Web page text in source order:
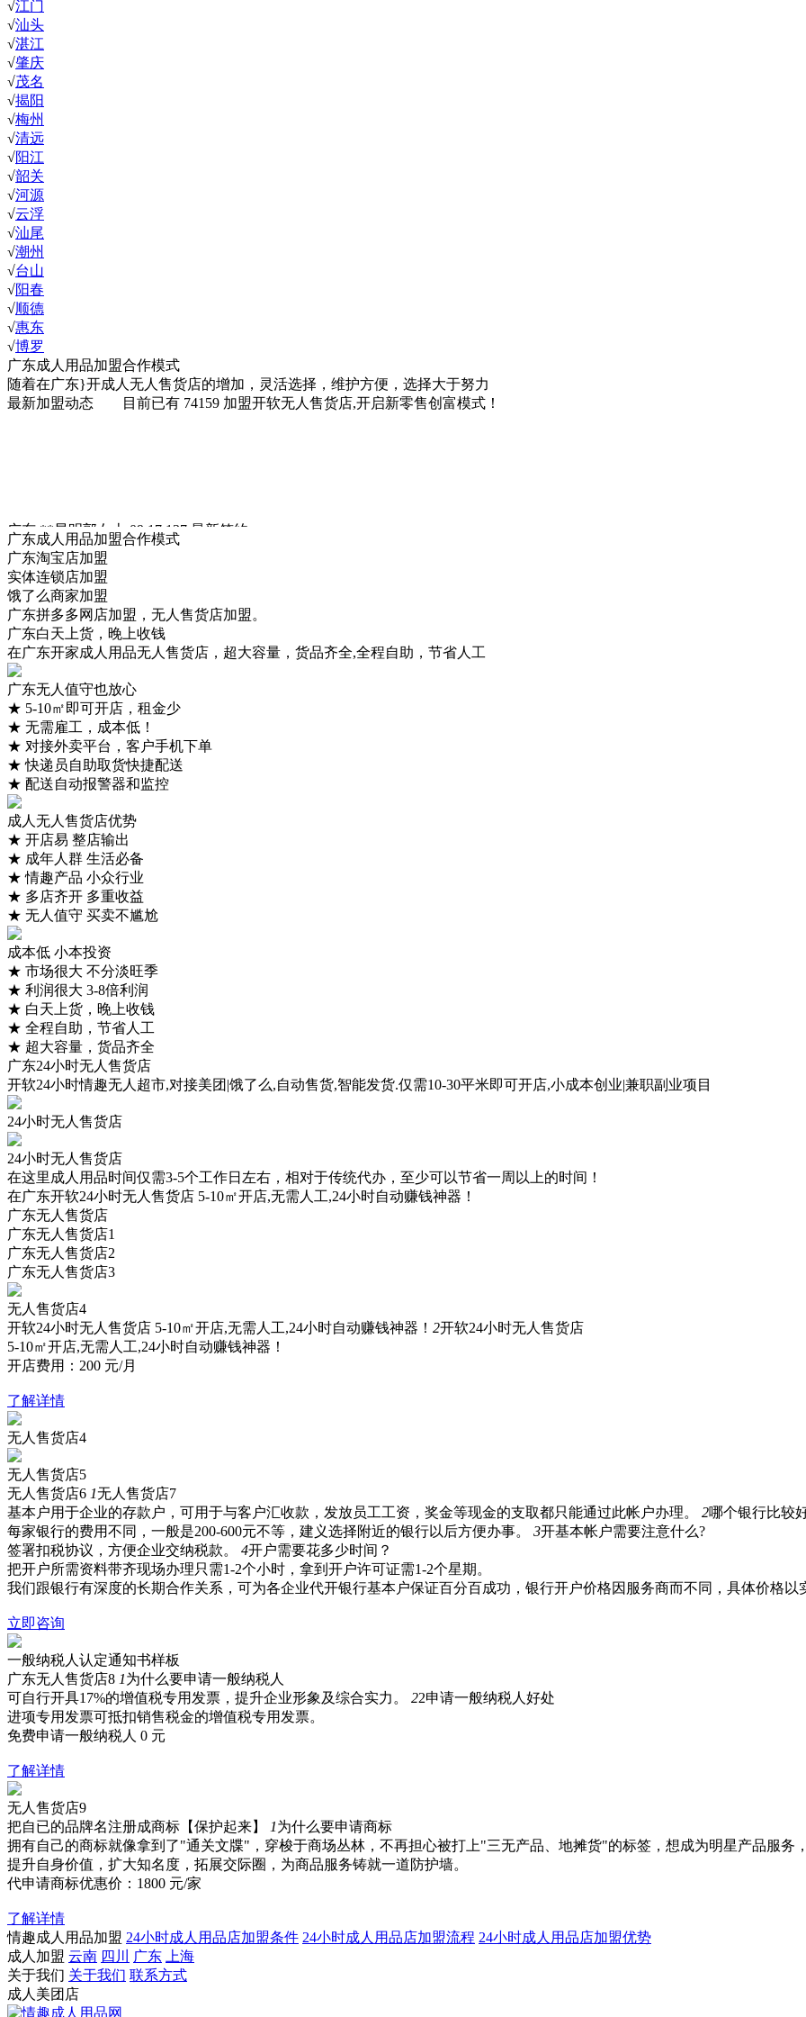
√江门
√汕头
√湛江
√肇庆
√茂名
√揭阳
√梅州
√清远
√阳江
√韶关
√河源
√云浮
√汕尾
√潮州
√台山
√阳春
√顺德
√惠东
√博罗
广东成人用品加盟合作模式
随着在广东}开成人无人售货店的增加，灵活选择，维护方便，选择大于努力
最新加盟动态
目前已有 74159 加盟开软无人售货店,开启新零售创富模式！
广东**昆明郭女士 09:17 18765***483
**昆明郭女士 09:17 13824***963
**昆明郭女士 09:17 15280***447
**昆明郭女士 09:17 13755***072
**昆明郭女士 09:17 16658***258最新签约
广东成人用品加盟合作模式
广东淘宝店加盟
实体连锁店加盟
饿了么商家加盟
广东拼多多网店加盟，无人售货店加盟。
广东白天上货，晚上收钱
在广东开家成人用品无人售货店，超大容量，货品齐全,全程自助，节省人工
广东无人值守也放心
★ 5-10㎡即可开店，租金少
★ 无需雇工，成本低！
★ 对接外卖平台，客户手机下单
★ 快递员自助取货快捷配送
★ 配送自动报警器和监控
成人无人售货店优势
★ 开店易 整店输出
★ 成年人群 生活必备
★ 情趣产品 小众行业
★ 多店齐开 多重收益
★ 无人值守 买卖不尴尬
成本低 小本投资
★ 市场很大 不分淡旺季
★ 利润很大 3-8倍利润
★ 白天上货，晚上收钱
★ 全程自助，节省人工
★ 超大容量，货品齐全
广东24小时无人售货店
开软24小时情趣无人超市,对接美团|饿了么,自动售货,智能发货.仅需10-30平米即可开店,小成本创业|兼职副业项目
24小时无人售货店
24小时无人售货店
在这里成人用品时间仅需3-5个工作日左右，相对于传统代办，至少可以节省一周以上的时间！
在广东开软24小时无人售货店 5-10㎡开店,无需人工,24小时自动赚钱神器！
广东无人售货店
广东无人售货店1
广东无人售货店2
广东无人售货店3
无人售货店4
开软24小时无人售货店 5-10㎡开店,无需人工,24小时自动赚钱神器！ 2开软24小时无人售货店
5-10㎡开店,无需人工,24小时自动赚钱神器！
开店费用： 200 元/月
了解详情
无人售货店4
无人售货店5
无人售货店6 1无人售货店7
基本户用于企业的存款户，可用于与客户汇收款，发放员工工资，奖金等现金的支取都只能通过此帐户办理。
2哪个银行比较
每家银行的费用不同，一般是200-600元不等，建义选择附近的银行以后方便办事。
3开基本帐户需要注意什么?
签署扣税协议，方便企业交纳税款。
4开户需要花多少时间？
把开户所需资料带齐现场办理只需1-2个小时，拿到开户许可证需1-2个星期。
我们跟银行有深度的长期合作关系，可为各企业代开银行基本户保证百分百成功，银行开户价格因服务商而不同，具体价格以
立即咨询
一般纳税人认定通知书样板
广东无人售货店8 1为什么要申请一般纳税人
可自行开具17%的增值税专用发票，提升企业形象及综合实力。
22申请一般纳税人好处
进项专用发票可抵扣销售税金的增值税专用发票。
免费申请一般纳税人 0 元
了解详情
无人售货店9
把自已的品牌名注册成商标【保护起来】
1为什么要申请商标
拥有自己的商标就像拿到了"通关文牒"，穿梭于商场丛林，不再担心被打上"三无产品、地摊货"的标签，想成为明星产品服务
提升自身价值，扩大知名度，拓展交际圈，为商品服务铸就一道防护墙。
代申请商标优惠价： 1800 元/家
了解详情
情趣成人用品加盟 24小时成人用品店加盟条件 24小时成人用品店加盟流程 24小时成人用品店加盟优势
成人加盟 云南 四川 广东
上海
关于我们 关于我们 联系方式
成人美团店